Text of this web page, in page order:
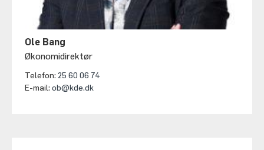
Ole Bang
Økonomidirektør
Telefon: 25 60 06 74
E-mail: ob@kde.dk